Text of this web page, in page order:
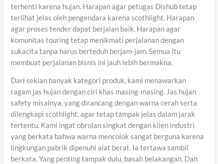
terhenti karena hujan. Harapan agar petugas Dishub tetap
terlihat jelas oleh pengendara karena scothlight. Harapan
agar proses tender dapat berjalan baik. Harapan agar
komunitas touring tetap menikmati perjalanan dengan
sukacita tanpa harus berteduh berjam-jam. Semua itu
membuat perjalanan bisnis ini jauh lebih bermakna.
Dari sekian banyak kategori produk, kami menawarkan
ragam jas hujan dengan ciri khas masing-masing. Jas hujan
safety misalnya, yang dirancang dengan warna cerah serta
dilengkapi scothlight, agar tetap tampak jelas dalam jarak
tertentu. Kami ingat obrolan singkat dengan klien industri
yang berkata bahwa warna mencolok sangat berguna karena
lingkungan pabrik dipenuhi alat berat. Ia tertawa sambil
berkata, Yang penting tampak dulu, basah belakangan. Dan